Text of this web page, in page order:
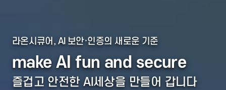
라온시큐어, AI 보안·인증의 새로운 기준
make AI fun and secure
즐겁고 안전한 AI세상을 만들어 갑니다